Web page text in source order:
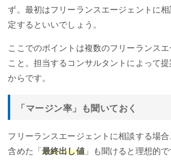
ず。最初はフリーランスエージェントに
定するといいでしょう。
ここでのポイントは複数のフリーランス
こと。担当するコンサルタントによって
からです。
「マージン率」も聞いておく
フリーランスエージェントに相談する場
含めた「最終出し値」も聞けると理想的で